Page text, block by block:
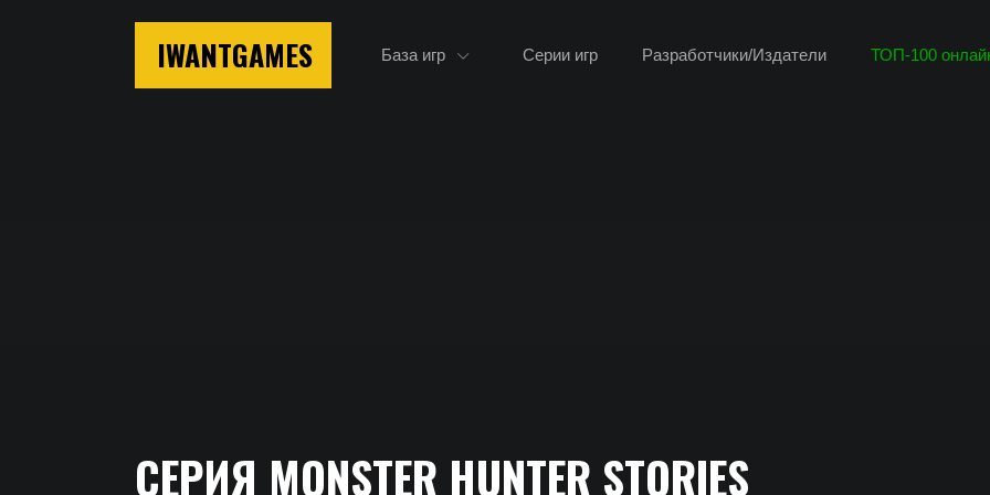
IWANTGAMES База игр Серии игр Разработчики/Издатели ТОП-100
Серия Monster Hunter Stories
СЕРИЯ MONSTER HUNTER STORIES